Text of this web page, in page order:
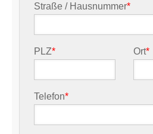
Straße / Hausnummer*
PLZ* Ort*
Telefon*